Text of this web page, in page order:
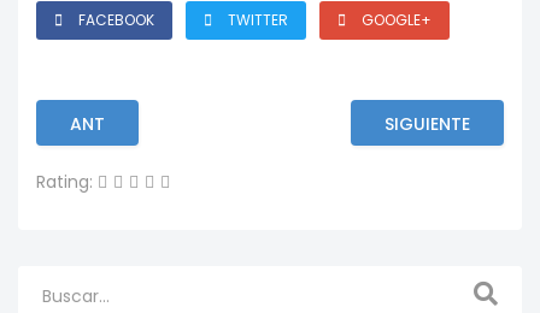
FACEBOOK TWITTER GOOGLE+
ANT SIGUIENTE
Rating: